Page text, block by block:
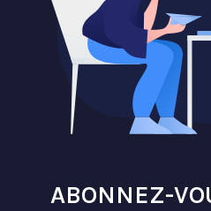
ABONNEZ-